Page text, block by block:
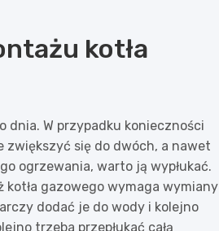
kotła
dnia. W przypadku konieczności
się do dwóch, a nawet
ogrzewania, warto ją wypłukać.
gazowego wymaga wymiany
dodać je do wody i kolejno
trzeba przepłukać całą